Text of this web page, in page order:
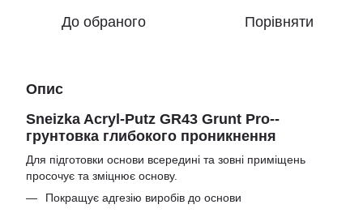
До обраного Порівняти
Опис
Sneizka Acryl-Putz GR43 Grunt Pro--
грунтовка глибокого проникнення
Для підготовки основи всередині та зовні приміщень
просочує та зміцнює основу.
Покращує адгезію виробів до основи